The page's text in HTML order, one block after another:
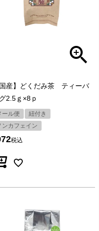
国産】どくだみ茶 ティーバ
2.5ｇ×8ｐ
ール便
紐付き
ンカフェイン
税込